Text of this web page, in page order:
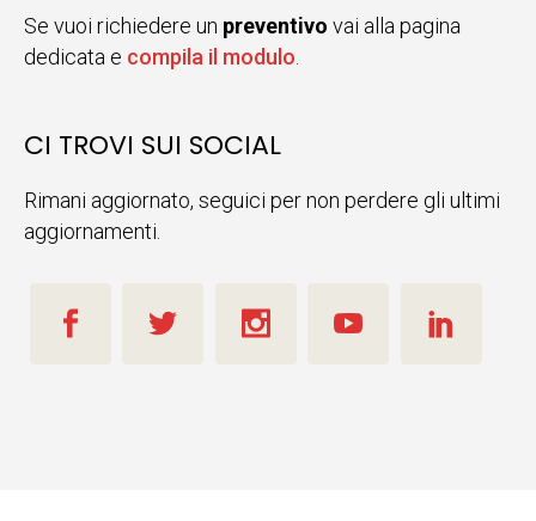
Se vuoi richiedere un preventivo vai alla pagina
dedicata e compila il modulo.
CI TROVI SUI SOCIAL
Rimani aggiornato, seguici per non perdere gli ultimi
aggiornamenti.